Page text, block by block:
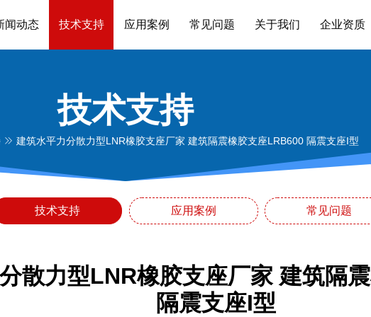
闻动态 技术支持 应用案例 常见问题 关于我们 企业资质
技术支持
建筑水平力分散力型LNR橡胶支座厂家 建筑隔震橡胶支座LRB600 隔震支座I型
技术支持 应用案例 常见问题
散力型LNR橡胶支座厂家 建筑隔
隔震支座I型